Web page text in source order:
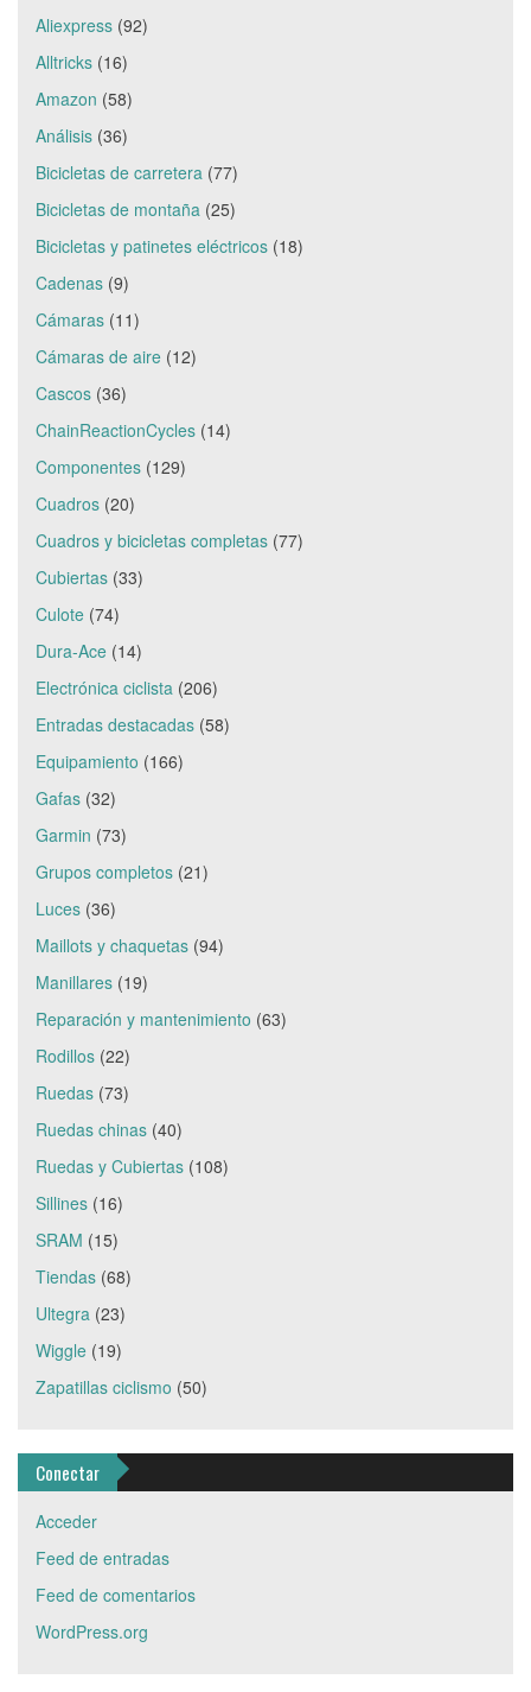
Aliexpress (92)
Alltricks (16)
Amazon (58)
Análisis (36)
Bicicletas de carretera (77)
Bicicletas de montaña (25)
Bicicletas y patinetes eléctricos (18)
Cadenas (9)
Cámaras (11)
Cámaras de aire (12)
Cascos (36)
ChainReactionCycles (14)
Componentes (129)
Cuadros (20)
Cuadros y bicicletas completas (77)
Cubiertas (33)
Culote (74)
Dura-Ace (14)
Electrónica ciclista (206)
Entradas destacadas (58)
Equipamiento (166)
Gafas (32)
Garmin (73)
Grupos completos (21)
Luces (36)
Maillots y chaquetas (94)
Manillares (19)
Reparación y mantenimiento (63)
Rodillos (22)
Ruedas (73)
Ruedas chinas (40)
Ruedas y Cubiertas (108)
Sillines (16)
SRAM (15)
Tiendas (68)
Ultegra (23)
Wiggle (19)
Zapatillas ciclismo (50)
Conectar
Acceder
Feed de entradas
Feed de comentarios
WordPress.org